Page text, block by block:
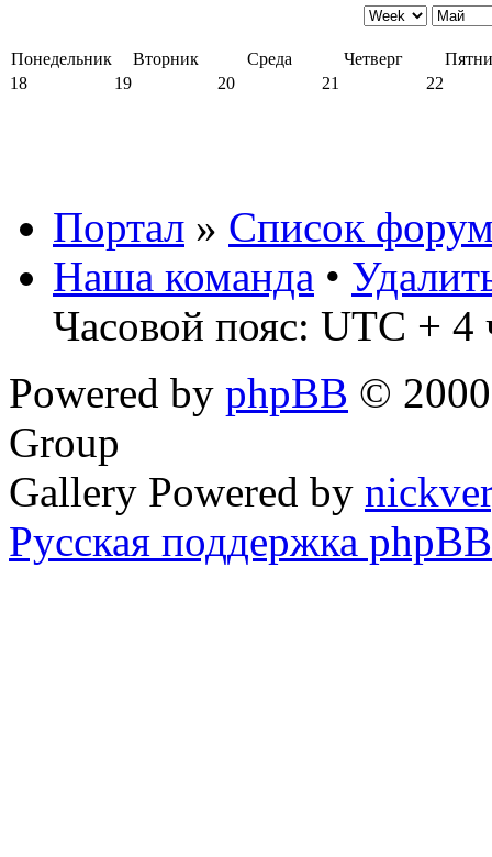
Понедельник Вторник Среда Четверг
18
19 20 21 22
Портал » Список
Наша команда •
Часовой пояс: UTC + 4
Powered by phpBB ©
Group
Gallery Powered by
Русская поддержка phpBB